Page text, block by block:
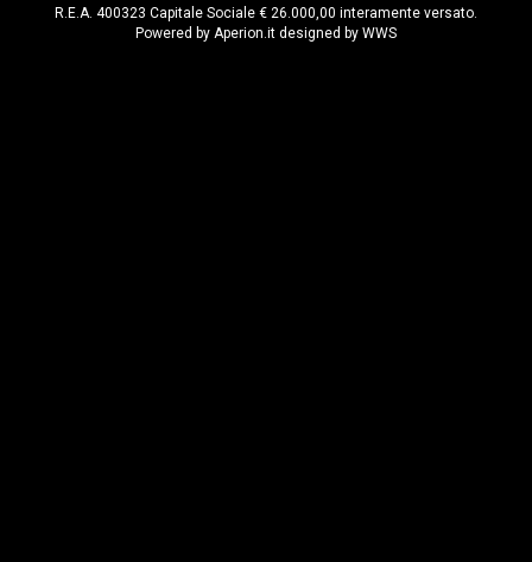
R.E.A. 400323 Capitale Sociale € 26.000,00 interamente versato.
Powered by Aperion.it designed by WWS